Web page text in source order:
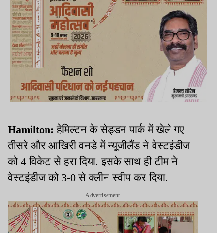
Hamilton: हेमिल्टन के सेड्डन पार्क में खेले गए
तीसरे और आखिरी वनडे में न्यूजीलैंड ने वेस्टइंडीज
को 4 विकेट से हरा दिया. इसके साथ ही टीम ने
वेस्टइंडीज को 3-0 से क्लीन स्वीप कर दिया.
Advertisement